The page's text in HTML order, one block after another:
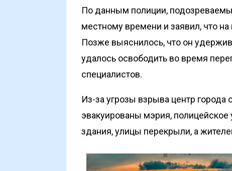
По данным полиции,
местному времени и заявил, что
Позже выяснилось, что он
удалось освободить во время
специалистов.
Из-за угрозы взрыва центр города
эвакуированы мэрия,
здания, улицы перекрыли, а